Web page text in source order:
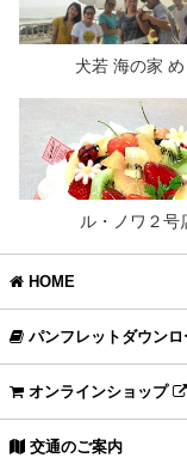
犬若 海の家 め
ル・ノワ２号
HOME
パンフレットダウンロ
オンラインショップ
交通のご案内